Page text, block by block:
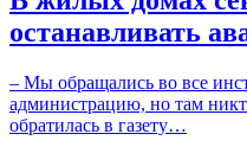
останавливать
– Мы обращались во все
администрацию, но там
обратилась в газету…